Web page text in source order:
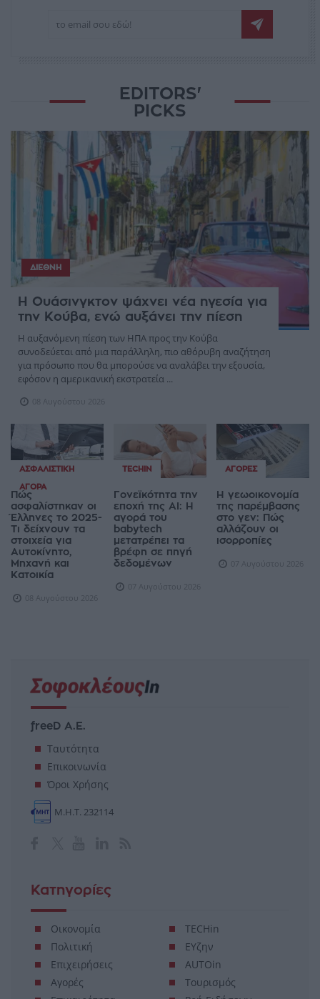
EDITORS'
PICKS
ΔΙΕΘΝΉ
Η Ουάσινγκτον ψάχνει νέα ηγεσία για
την Κούβα, ενώ αυξάνει την πίεση
Η αυξανόμενη πίεση των ΗΠΑ προς την Κούβα
συνοδεύεται από μια παράλληλη, πιο αθόρυβη αναζήτηση
για πρόσωπο που θα μπορούσε να αναλάβει την εξουσία,
εφόσον η αμερικανική εκστρατεία ...
08 Αυγούστου 2026
ΑΣΦΑΛΙΣΤΙΚΉ
ΑΓΟΡΆ
Πώς
ασφαλίστηκαν οι
Έλληνες το 2025-
Τι δείχνουν τα
στοιχεία για
Αυτοκίνητο,
Μηχανή και
Κατοικία
08 Αυγούστου 2026
TECHIN
Γονεϊκότητα την
εποχή της AI: Η
αγορά του
babytech
μετατρέπει τα
βρέφη σε πηγή
δεδομένων
07 Αυγούστου 2026
ΑΓΟΡΈΣ
Η γεωοικονομία
της παρέμβασης
στο γεν: Πώς
αλλάζουν οι
ισορροπίες
07 Αυγούστου 2026
freeD Α.Ε.
Ταυτότητα
Επικοινωνία
Όροι Χρήσης
Μ.Η.Τ. 232114
Κατηγορίες
Οικονομία
Πολιτική
Επιχειρήσεις
Αγορές
TECHin
ΕΥζην
AUTOin
Τουρισμός